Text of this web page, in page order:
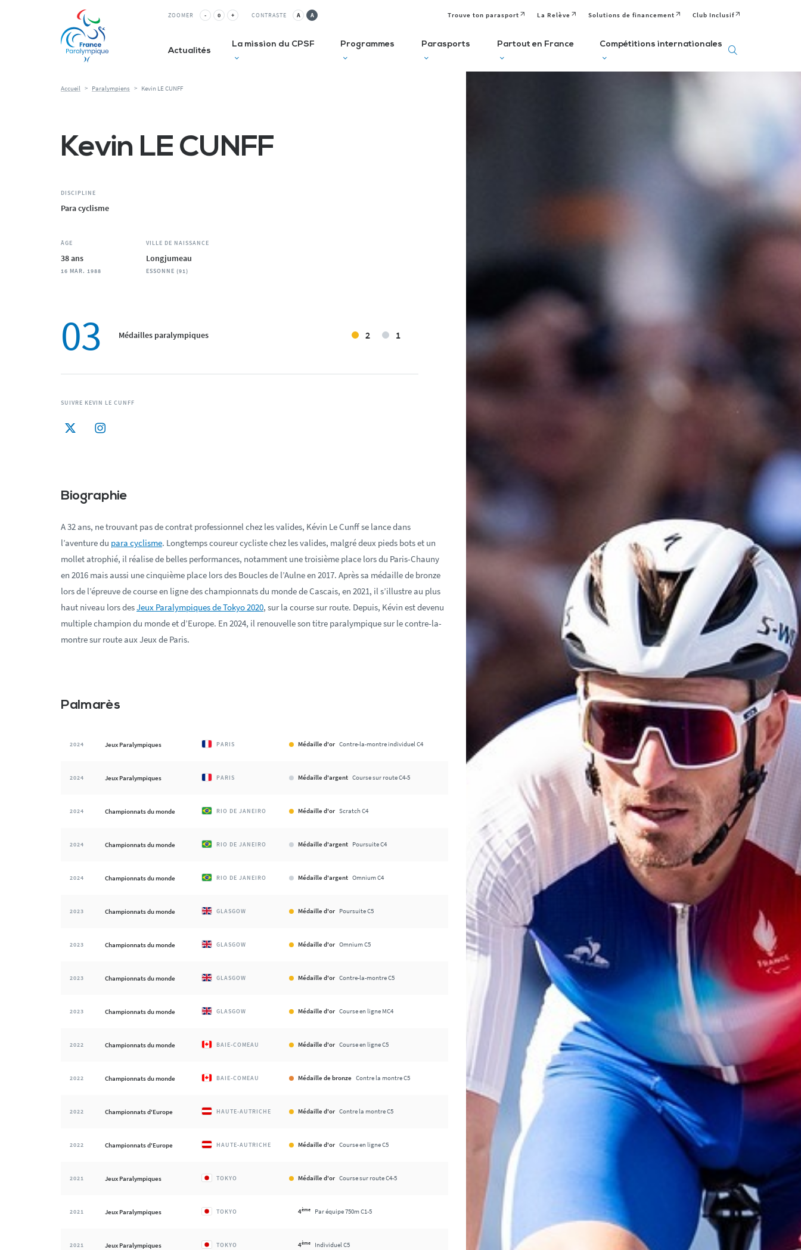
ZOOMER - 0 + CONTRASTE A A Trouve ton parasport La Relève Solutions de financement Club Inclusif
Actualités
La mission du CPSF Programmes
La Relève
ESMS&CLUBS
Parasports Partout en France Compétitions internationales
Accueil > Paralympiens > Kevin LE CUNFF
Kevin LE CUNFF
DISCIPLINE
Para cyclisme
ÂGE
38 ans
16 MAR. 1988
VILLE DE NAISSANCE
Longjumeau
ESSONNE (91)
03 Médailles paralympiques 2 1
SUIVRE KEVIN LE CUNFF
Biographie
A 32 ans, ne trouvant pas de contrat professionnel chez les valides, Kévin Le Cunff se lance dans
l’aventure du para cyclisme. Longtemps coureur cycliste chez les valides, malgré deux pieds bots et un
mollet atrophié, il réalise de belles performances, notamment une troisième place lors du Paris-Chauny
en 2016 mais aussi une cinquième place lors des Boucles de l’Aulne en 2017. Après sa médaille de bronze
lors de l’épreuve de course en ligne des championnats du monde de Cascais, en 2021, il s’illustre au plus
haut niveau lors desJeux Paralympiques de Tokyo 2020, sur la course sur route. Depuis, Kévin est devenu
multiple champion du monde et d’Europe. En 2024, il renouvelle son titre paralympique sur le contre-la-
montre sur route aux Jeux de Paris.
Palmarès
2024 Jeux Paralympiques PARIS Médaille d'or Contre-la-montre individuel C4
2024 Jeux Paralympiques PARIS Médaille d'argent Course sur route C4-5
2024 Championnats du monde RIO DE JANEIRO Médaille d'or Scratch C4
2024 Championnats du monde RIO DE JANEIRO Médaille d'argent Poursuite C4
2024 Championnats du monde RIO DE JANEIRO Médaille d'argent Omnium C4
2023 Championnats du monde GLASGOW Médaille d'or Poursuite C5
2023 Championnats du monde GLASGOW Médaille d'or Omnium C5
2023 Championnats du monde GLASGOW Médaille d'or Contre-la-montre C5
2023 Championnats du monde GLASGOW Médaille d'or Course en ligne MC4
2022 Championnats du monde BAIE-COMEAU Médaille d'or Course en ligne C5
2022 Championnats du monde BAIE-COMEAU Médaille de bronze Contre la montre C5
2022 Championnats d'Europe HAUTE-AUTRICHE Médaille d'or Contre la montre C5
2022 Championnats d'Europe HAUTE-AUTRICHE Médaille d'or Course en ligne C5
2021 Jeux Paralympiques TOKYO Médaille d'or Course sur route C4-5
2021 Jeux Paralympiques TOKYO 4ème Par équipe 750m C1-5
2021 Jeux Paralympiques TOKYO 4ème Individuel C5